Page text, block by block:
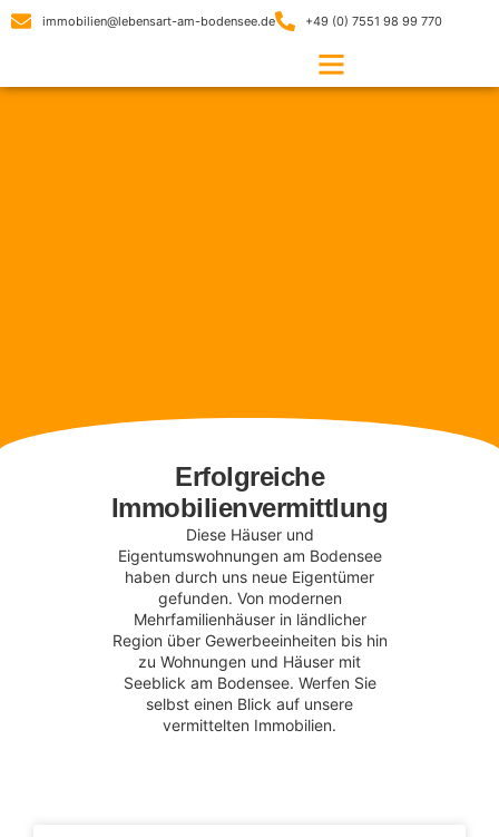
immobilien@lebensart-am-bodensee.de +49 (0) 7551 98 99 770
Referenzen
Erfolgreiche
Immobilienvermittlung
Diese Häuser und
Eigentumswohnungen am Bodensee
haben durch uns neue Eigentümer
gefunden. Von modernen
Mehrfamilienhäuser in ländlicher
Region über Gewerbeeinheiten bis hin
zu Wohnungen und Häuser mit
Seeblick am Bodensee. Werfen Sie
selbst einen Blick auf unsere
vermittelten Immobilien.